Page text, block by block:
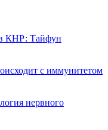
КНР: Тайфун
с иммунитетом
нервного